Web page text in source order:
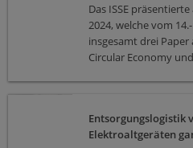
Das ISSE
2024, welche vom
insgesamt drei
Circular Economy
Entsorgungslogistik
Elektroaltgeräten